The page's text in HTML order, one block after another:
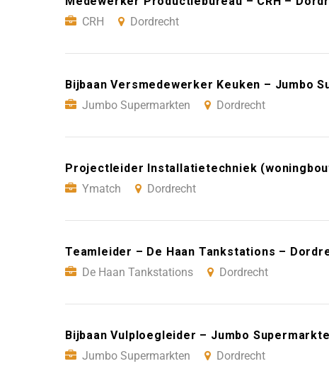
CRH
Dordrecht
Bijbaan Versmedewerker Keuken – Jumbo
Jumbo Supermarkten
Dordrecht
Projectleider Installatietechniek
Ymatch
Dordrecht
Teamleider – De Haan Tankstations –
De Haan Tankstations
Dordrecht
Bijbaan Vulploegleider – Jumbo
Jumbo Supermarkten
Dordrecht